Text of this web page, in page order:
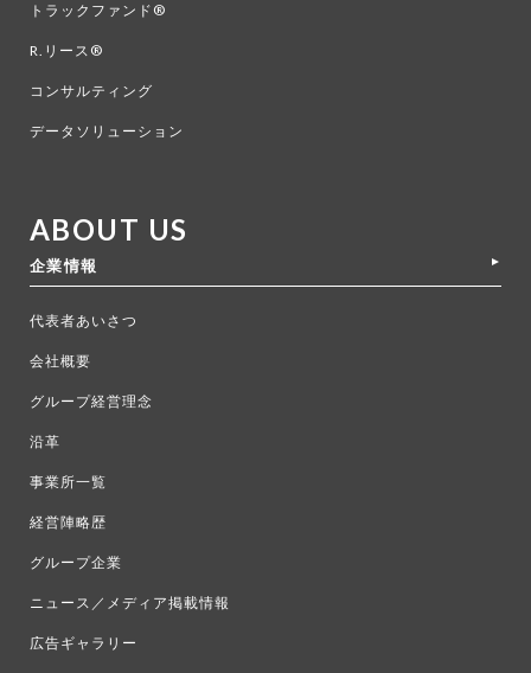
トラックファンド®
R.リース®
コンサルティング
データソリューション
ABOUT US
企業情報
代表者あいさつ
会社概要
グループ経営理念
沿革
事業所一覧
経営陣略歴
グループ企業
ニュース／メディア掲載情報
広告ギャラリー